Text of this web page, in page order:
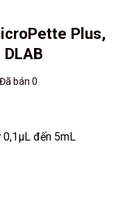
Plus,
Đã bán0
đến 5mL